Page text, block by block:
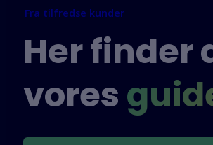
Fra tilfredse kunder
Her finder
vores